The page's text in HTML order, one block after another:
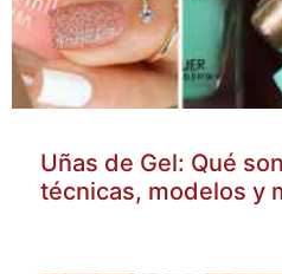
Uñas de Gel: Qué
técnicas, modelos y